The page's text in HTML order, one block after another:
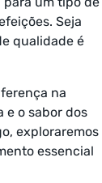
Seja
qualidade é
na
e o sabor dos
exploraremos
essencial